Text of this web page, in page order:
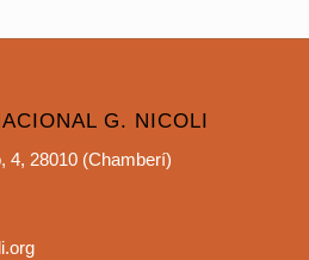
G. NICOLI
4, 28010 (Chamberí)